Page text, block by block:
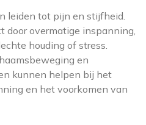
leiden tot pijn en stijfheid.
door overmatige inspanning,
houding of stress.
en
kunnen helpen bij het
en het voorkomen van